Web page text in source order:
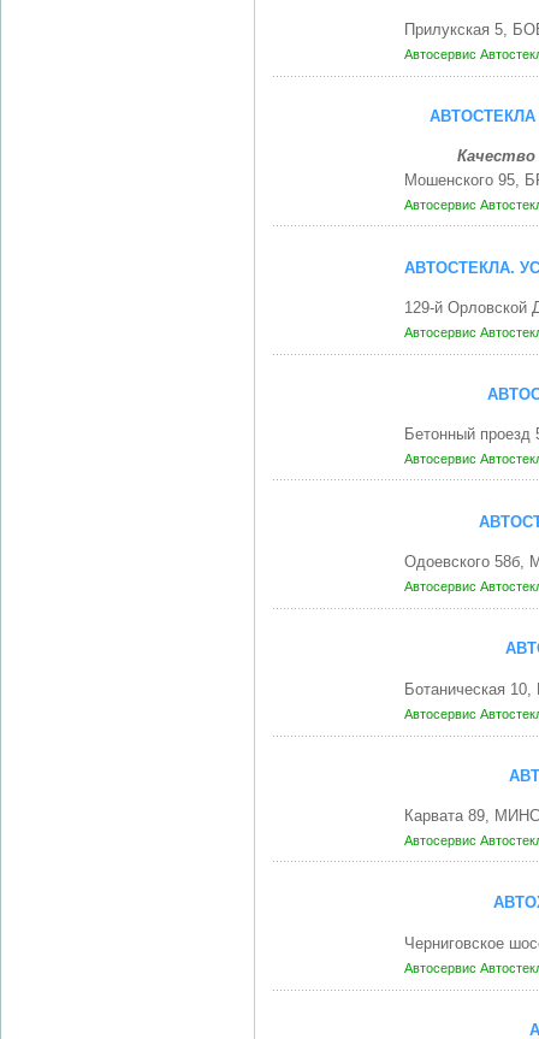
Прилукская 5,
Автосервис
Мошенского 95,
Автосервис
АВТОСТЕКЛА.
129-й
Автосервис
Бетонный
Автосервис
Одоевского 58б,
Автосервис
Ботаническая
Автосервис
Карвата 89,
Автосервис
Черниговское
Автосервис